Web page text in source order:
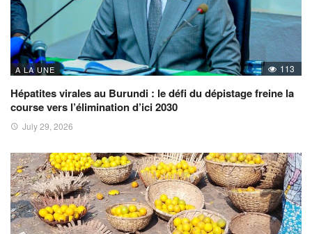
A LA UNE 113
Hépatites virales au Burundi : le défi du dépistage freine la
course vers l’élimination d’ici 2030
July 29, 2026